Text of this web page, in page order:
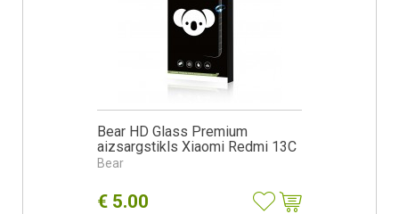
Bear HD Glass Premium
aizsargstikls Xiaomi Redmi 13C
Bear
€ 5.00